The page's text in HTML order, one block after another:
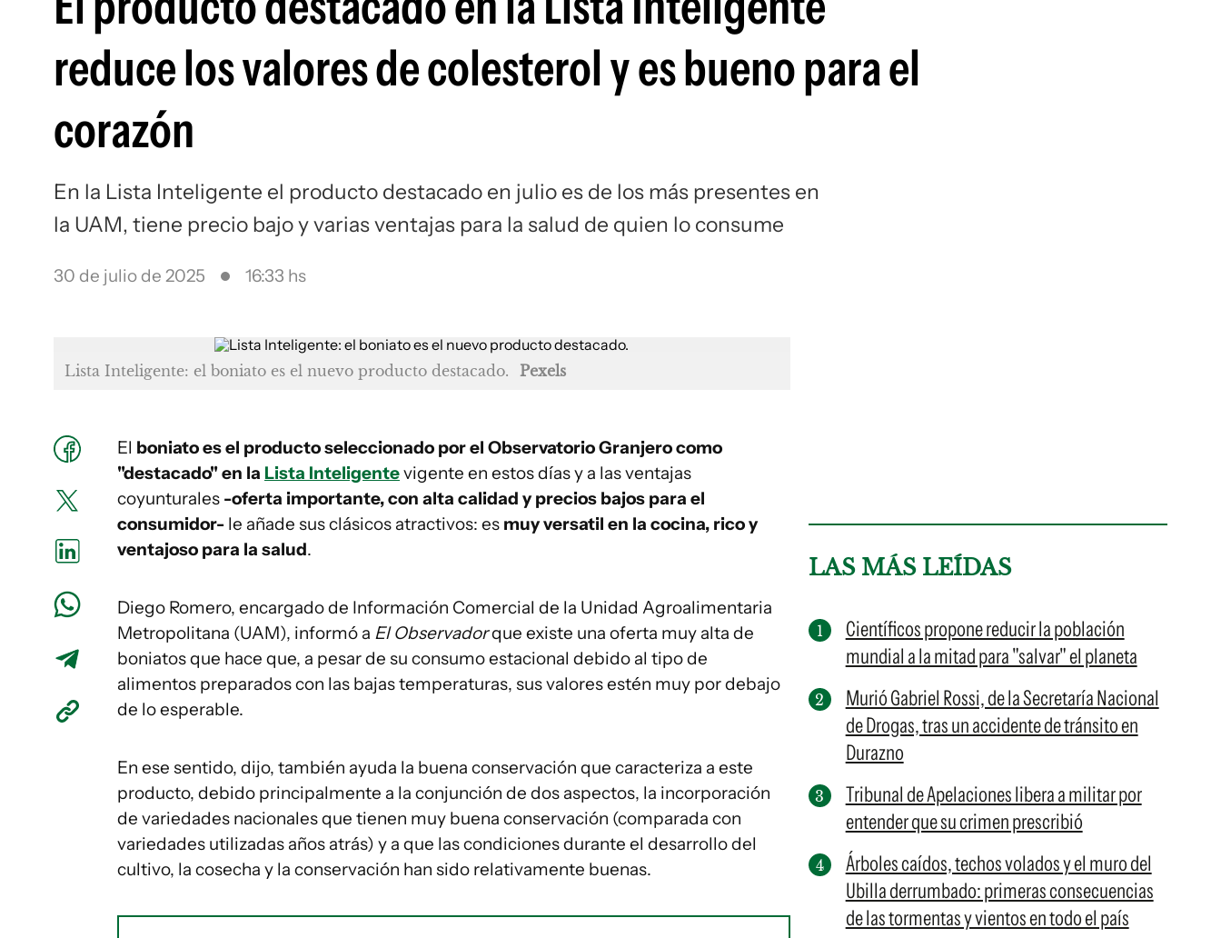
reduce los valores de colesterol y es bueno para el
corazón
En la Lista Inteligente el producto destacado en julio es de los más presentes en
la UAM, tiene precio bajo y varias ventajas para la salud de quien lo consume
30 de julio de 2025 16:33 hs
Lista Inteligente: el boniato es el nuevo producto destacado. Pexels
El boniato es el producto seleccionado por el Observatorio Granjero como
"destacado" en la Lista Inteligentevigente en estos días y a las ventajas
coyunturales -oferta importante, con alta calidad y precios bajos para el
consumidor- le añade sus clásicos atractivos: es muy versatil en la cocina, rico y
ventajoso para la salud.
Diego Romero, encargado de Información Comercial de la Unidad Agroalimentaria
Metropolitana (UAM), informó a El Observadorque existe una oferta muy alta de
boniatos que hace que, a pesar de su consumo estacional debido al tipo de
alimentos preparados con las bajas temperaturas, sus valores estén muy por debajo
de lo esperable.
En ese sentido, dijo, también ayuda la buena conservación que caracteriza a este
producto, debido principalmente a la conjunción de dos aspectos, la incorporación
de variedades nacionales que tienen muy buena conservación (comparada con
variedades utilizadas años atrás) y a que las condiciones durante el desarrollo del
cultivo, la cosecha y la conservación han sido relativamente buenas.
LAS MÁS LEÍDAS
Científicos propone reducir la población
mundial a la mitad para "salvar" el planeta
Murió Gabriel Rossi, de la Secretaría Nacional
de Drogas, tras un accidente de tránsito en
Durazno
Tribunal de Apelaciones libera a militar por
entender que su crimen prescribió
Árboles caídos, techos volados y el muro del
Ubilla derrumbado: primeras consecuencias
de las tormentas y vientos en todo el país